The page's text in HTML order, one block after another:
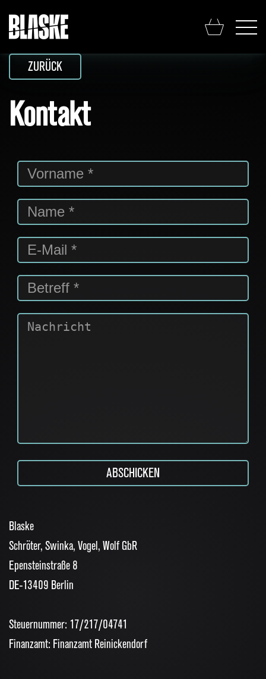
ZURÜCK
Kontakt
Blaske
Schröter, Swinka, Vogel, Wolf GbR
Epensteinstraße 8
DE-13409 Berlin
Steuernummer: 17/217/04741
Finanzamt: Finanzamt Reinickendorf